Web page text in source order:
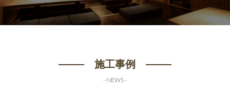
施工事例
- NEWS -